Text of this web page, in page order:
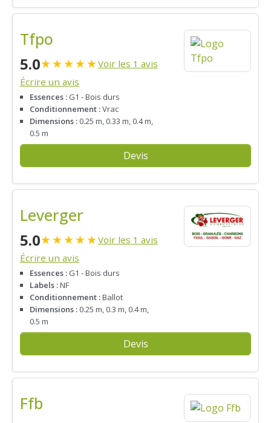
Tfpo
5.0★★★★★Voir les 1 avis
Écrire un avis
Essences : G1 - Bois durs
Conditionnement :Vrac
Dimensions : 0.25 m, 0.33 m, 0.4 m,
0.5 m
Devis
Leverger
5.0★★★★★Voir les 1 avis
Écrire un avis
Essences : G1 - Bois durs
Labels :NF
Conditionnement :Ballot
Dimensions : 0.25 m, 0.3 m, 0.4 m,
0.5 m
Devis
Ffb